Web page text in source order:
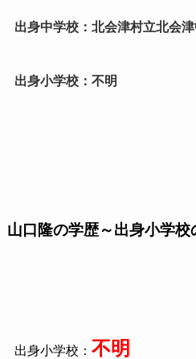
出身中学校：北会津村立北会
出身小学校：不明
山口隆の学歴～出身小学校
出身小学校： 不明